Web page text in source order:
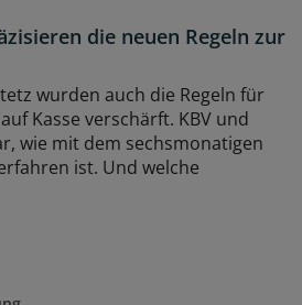
die neuen Regeln zur
wurden auch die Regeln für
Kasse verschärft. KBV und
wie mit dem sechsmonatigen
ist. Und welche